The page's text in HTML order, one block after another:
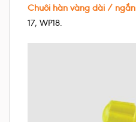
Chuôi hàn vàng dài / ngắn
17, WP18.